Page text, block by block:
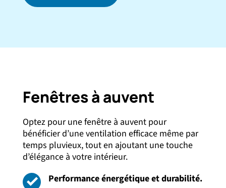
Fenêtres à auvent
Optez pour une fenêtre à auvent pour
bénéficier d’une ventilation efficace même par
temps pluvieux, tout en ajoutant une touche
d’élégance à votre intérieur.
Performance énergétique et durabilité.